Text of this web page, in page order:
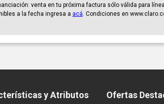
venta en tu próxima factura sólo válida para
a la fecha ingresa a acá. Condiciones en
y Atributos Ofertas